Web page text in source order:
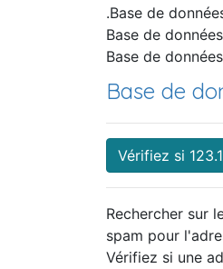
.Base de
Base de
Base de
Base de
Vérifiez si
Rechercher sur
spam pour
Vérifiez si une